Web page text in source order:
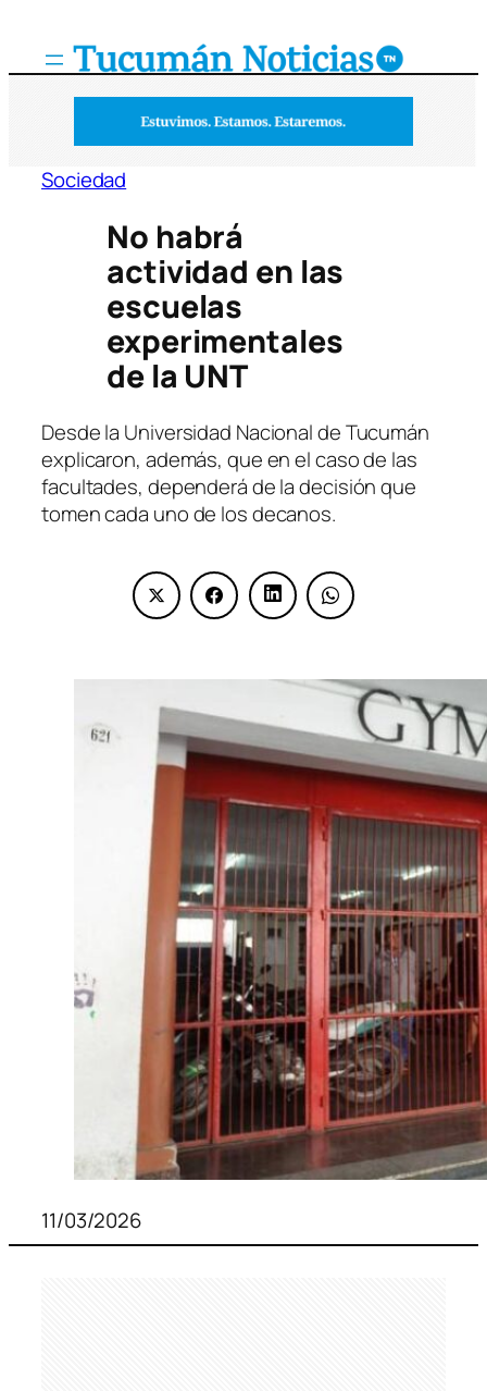
Sociedad
No habrá
actividad en las
escuelas
experimentales
de la UNT
Desde la Universidad Nacional de Tucumán
explicaron, además, que en el caso de las
facultades, dependerá de la decisión que
tomen cada uno de los decanos.
11/03/2026